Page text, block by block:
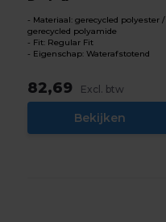
Redefin...
Materiaal: gerecycled polyester /
gerecycled polyamide
Fit: Regular Fit
Eigenschap: Waterafstotend
82,69 Excl. btw
Bekijken